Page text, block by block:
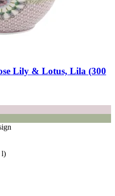
Lily & Lotus, Lila (300
l)